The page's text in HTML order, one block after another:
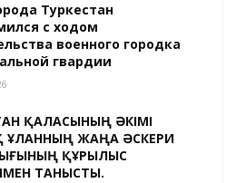
Туркестан
с ходом
военного городка
гвардии
ҚАЛАСЫНЫҢ ӘКІМІ
ҰЛАННЫҢ ЖАҢА ӘСКЕРИ
ҚҰРЫЛЫС
ТАНЫСТЫ.